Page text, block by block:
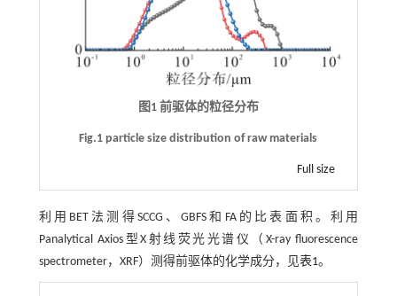
图1 前驱体的粒径分布
Fig.1 particle size distribution of raw materials
Full size
利用BET法测得SCCG、GBFS和FA的比表面积。利用
Panalytical Axios型X射线荧光光谱仪（X-ray fluorescence
spectrometer，XRF）测得前驱体的化学成分，见表1。